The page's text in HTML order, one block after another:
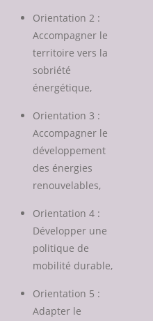
Orientation 2 :
Accompagner le
territoire vers la
sobriété
énergétique,
Orientation 3 :
Accompagner le
développement
des énergies
renouvelables,
Orientation 4 :
Développer une
politique de
mobilité durable,
Orientation 5 :
Adapter le